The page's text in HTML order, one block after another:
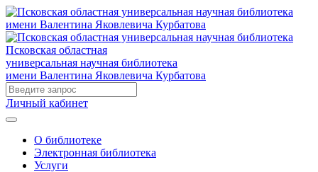
Псковская областная
универсальная научная библиотека
имени Валентина Яковлевича Курбатова
Личный кабинет
О библиотеке
Электронная библиотека
Услуги